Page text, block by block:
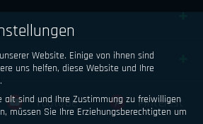
Youtube Pinterest
Website. Einige von ihnen sind
uns helfen, diese Website und Ihre
alt sind und Ihre Zustimmung zu freiwilligen
müssen Sie Ihre Erziehungsberechtigten um